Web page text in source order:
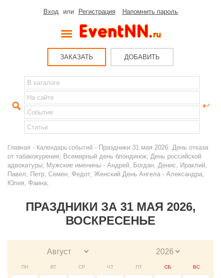
Вход или Регистрация Напомнить пароль
ЗАКАЗАТЬ ДОБАВИТЬ
Главная - Календарь событий - Праздники 31 мая 2026: День отказа
от табакокурения; Всемирный день блондинок; День российской
адвокатуры; Мужские именины - Андрей, Богдан, Денис, Ираклий,
Павел, Петр, Семен, Федот; Женский День Ангела - Александра,
Юлия, Фаина;
ПРАЗДНИКИ ЗА 31 МАЯ 2026,
ВОСКРЕСЕНЬЕ
ПН ВТ СР ЧТ ПТ СБ ВС